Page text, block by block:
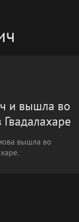
и вышла во
Гвадалахаре
вышла во